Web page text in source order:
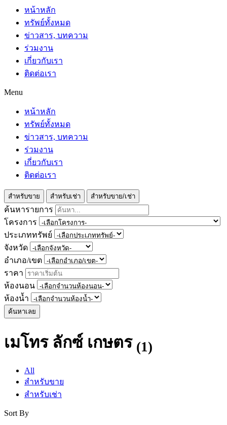
หน้าหลัก
ทรัพย์ทั้งหมด
ข่าวสาร, บทความ
ร่วมงาน
เกี่ยวกับเรา
ติดต่อเรา
Menu
หน้าหลัก
ทรัพย์ทั้งหมด
ข่าวสาร, บทความ
ร่วมงาน
เกี่ยวกับเรา
ติดต่อเรา
สำหรับขาย สำหรับเช่า สำหรับขาย/เช่า
ค้นหารายการ
โครงการ
ประเภททรัพย์
จังหวัด
อำเภอ/เขต
ราคา
ห้องนอน
ห้องน้ำ
ค้นหาเลย
เมโทร ลักซ์ เกษตร (1)
All
สำหรับขาย
สำหรับเช่า
Sort By